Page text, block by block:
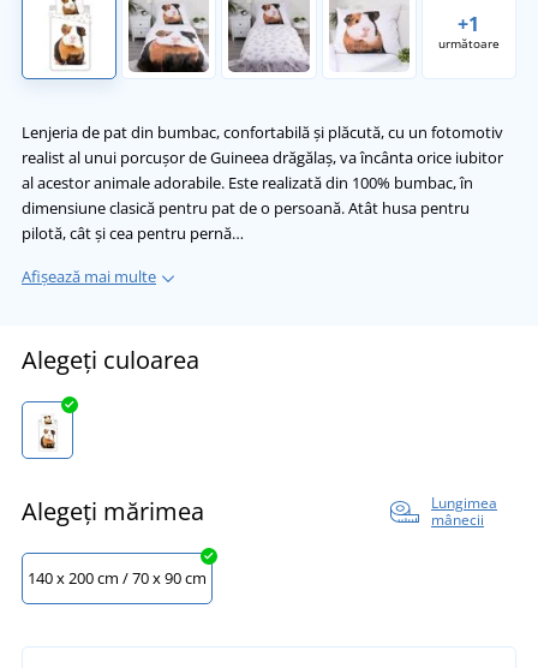
+1
următoare
Lenjeria de pat din bumbac, confortabilă și plăcută, cu un fotomotiv
realist al unui porcușor de Guineea drăgălaș, va încânta orice iubitor
al acestor animale adorabile. Este realizată din 100% bumbac, în
dimensiune clasică pentru pat de o persoană. Atât husa pentru
pilotă, cât și cea pentru pernă…
Afișează mai multe
Alegeți culoarea
Alegeți mărimea
Lungimea
mânecii
140 x 200 cm / 70 x 90 cm